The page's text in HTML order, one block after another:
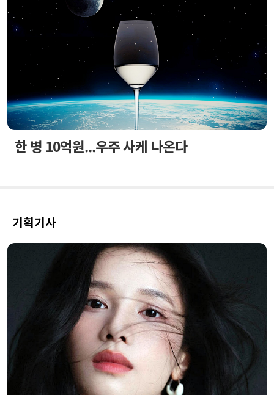
한 병 10억원...우주 사케 나온다
기획기사